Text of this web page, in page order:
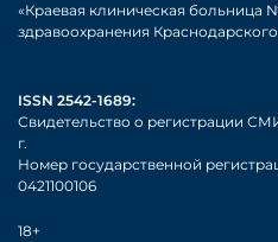
«Краевая клиническая больница
здравоохранения
ISSN 2542-1689:
Свидетельство о регистрации
г.
Номер государственной
0421100106
18+